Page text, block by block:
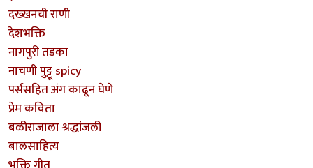
दख्खनची राणी
देशभक्ति
नागपुरी तडका
नाचणी पुट्टू spicy
पर्ससहित अंग काढून घेणे
प्रेम कविता
बळीराजाला श्रद्धांजली
बालसाहित्य